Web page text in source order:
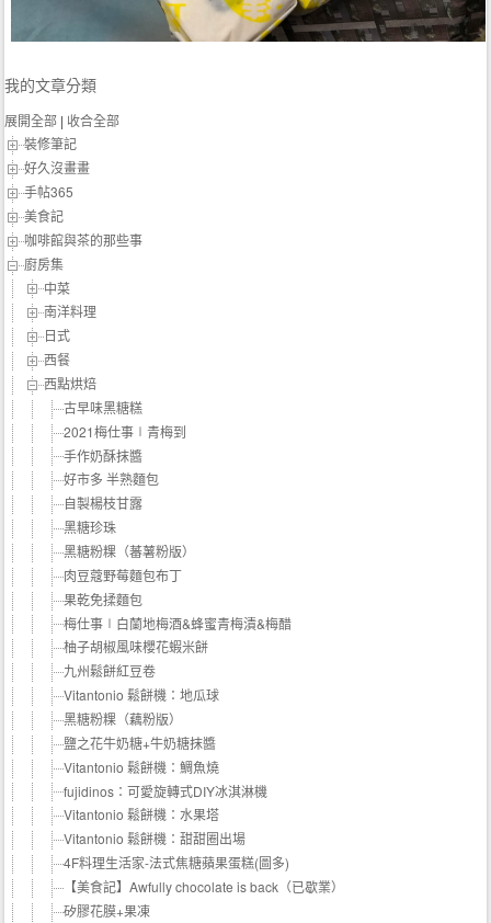
我的文章分類
展開全部 | 收合全部
裝修筆記
好久沒畫畫
手帖365
美食記
咖啡館與茶的那些事
廚房集
中菜
南洋料理
日式
西餐
西點烘焙
古早味黑糖糕
2021梅仕事∣青梅到
手作奶酥抹醬
好市多 半熟麵包
自製楊枝甘露
黑糖珍珠
黑糖粉粿（蕃薯粉版）
肉豆蔻野莓麵包布丁
果乾免揉麵包
梅仕事∣白蘭地梅酒&蜂蜜青梅漬&梅醋
柚子胡椒風味櫻花蝦米餅
九州鬆餅紅豆卷
Vitantonio 鬆餅機：地瓜球
黑糖粉粿（藕粉版）
鹽之花牛奶糖+牛奶糖抹醬
Vitantonio 鬆餅機：鯛魚燒
fujidinos：可愛旋轉式DIY冰淇淋機
Vitantonio 鬆餅機：水果塔
Vitantonio 鬆餅機：甜甜圈出場
4F料理生活家-法式焦糖蘋果蛋糕(圖多)
【美食記】Awfully chocolate is back（已歇業）
矽膠花膜+果凍